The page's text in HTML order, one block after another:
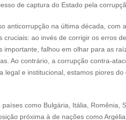
de captura do Estado pela
anticorrupção na última década, com
ao invés de corrigir os erros
importante, falhou em olhar para as
Ao contrário, a corrupção contra-
legal e institucional, estamos piores do
como Bulgária, Itália, Romênia,
próxima à de nações como